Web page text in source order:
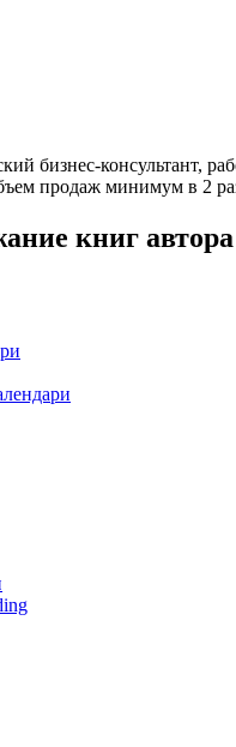
бизнес-консультант,
продаж минимум в 2
книг автора